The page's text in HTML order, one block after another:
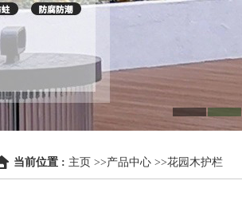
当前位置 : 主页 >>产品中心 >>花园木护栏